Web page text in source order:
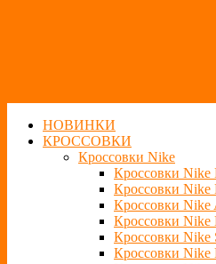
НОВИНКИ
КРОССОВКИ
Кроссовки Nike
Кроссовки Nike
Кроссовки Nike
Кроссовки Nike
Кроссовки Nike
Кроссовки Nike
Кроссовки Nike